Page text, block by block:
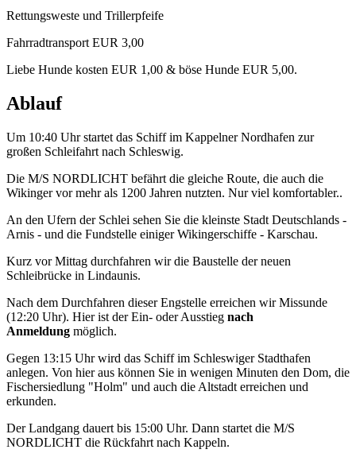
Rettungsweste und Trillerpfeife
Fahrradtransport EUR 3,00
Liebe Hunde kosten EUR 1,00 & böse Hunde EUR 5,00.
Ablauf
Um 10:40 Uhr startet das Schiff im Kappelner Nordhafen zur
großen Schleifahrt nach Schleswig.
Die M/S NORDLICHT befährt die gleiche Route, die auch die
Wikinger vor mehr als 1200 Jahren nutzten. Nur viel komfortabler..
An den Ufern der Schlei sehen Sie die kleinste Stadt Deutschlands -
Arnis - und die Fundstelle einiger Wikingerschiffe - Karschau.
Kurz vor Mittag durchfahren wir die Baustelle der neuen
Schleibrücke in Lindaunis.
Nach dem Durchfahren dieser Engstelle erreichen wir Missunde
(12:20 Uhr). Hier ist der Ein- oder Ausstieg nach
Anmeldung möglich.
Gegen 13:15 Uhr wird das Schiff im Schleswiger Stadthafen
anlegen. Von hier aus können Sie in wenigen Minuten den Dom, die
Fischersiedlung "Holm" und auch die Altstadt erreichen und
erkunden.
Der Landgang dauert bis 15:00 Uhr. Dann startet die M/S
NORDLICHT die Rückfahrt nach Kappeln.